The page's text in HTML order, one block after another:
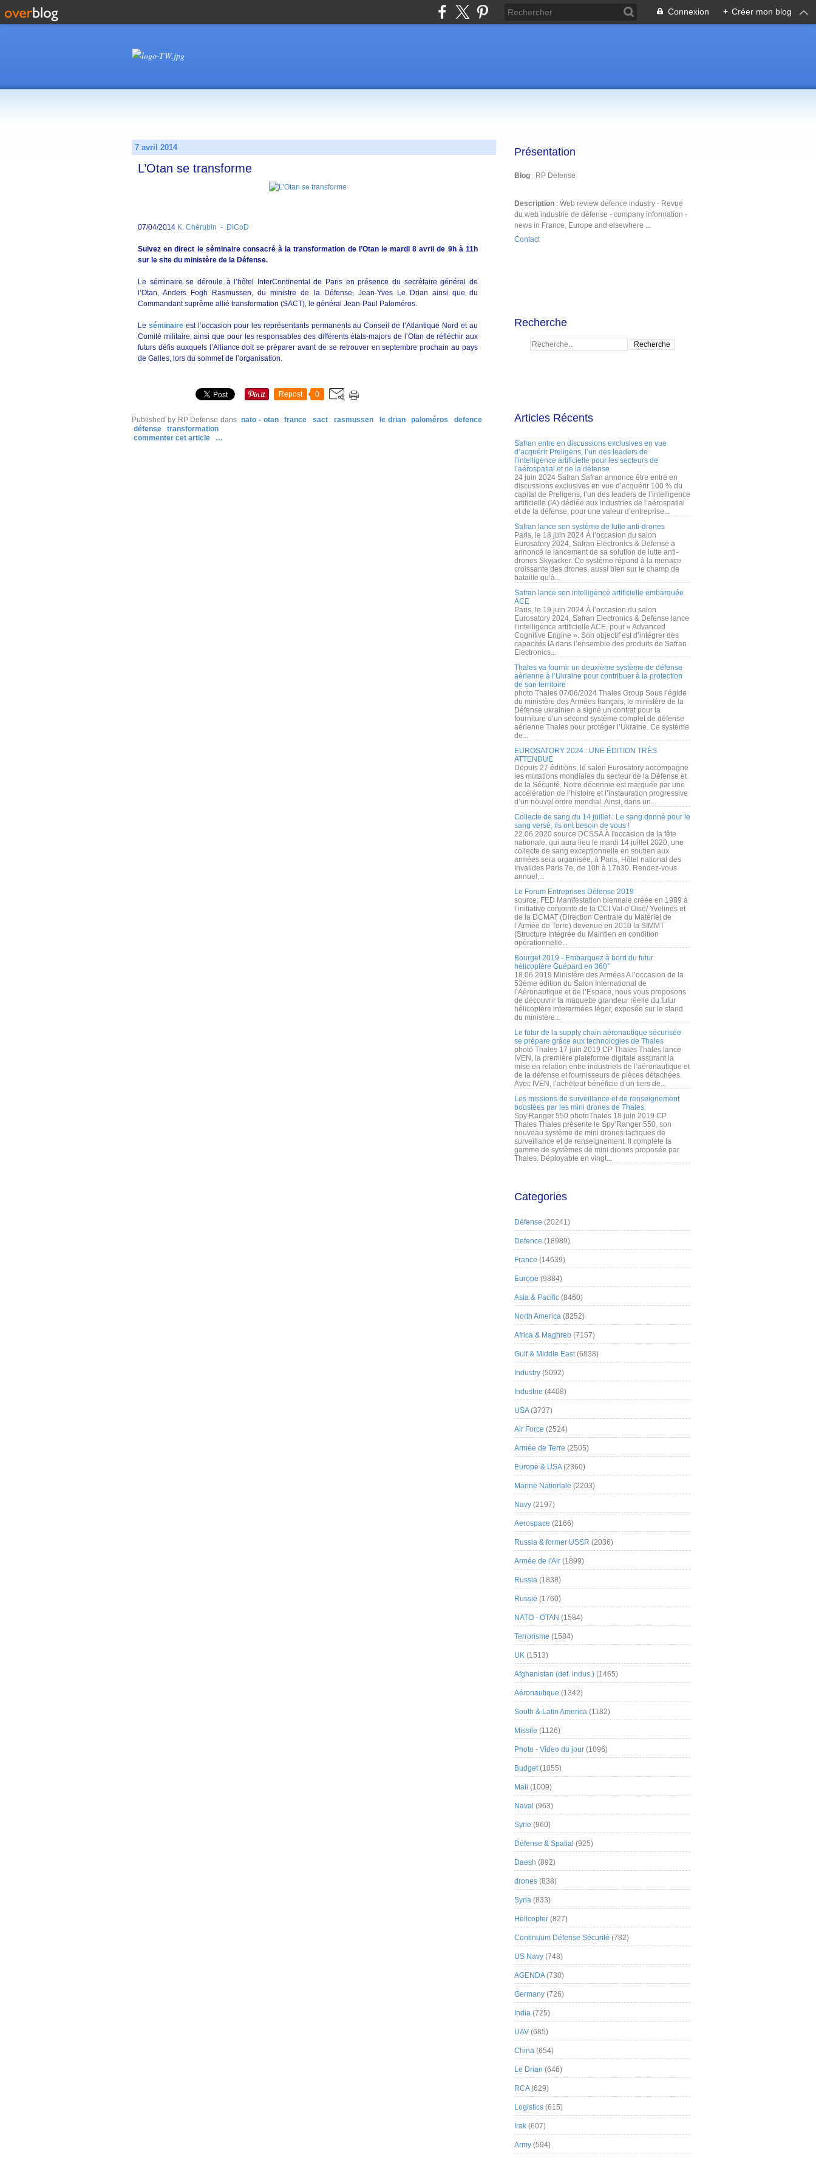
Connexion + Créer mon blog
7 avril 2014
L’Otan se transforme
07/04/2014 K. Chérubin - DICoD
Suivez en direct le séminaire consacré à la transformation de l’Otan le mardi 8 avril de 9h à 11h
sur le site du ministère de la Défense.
Le séminaire se déroule à l’hôtel InterContinental de Paris en présence du secrétaire général de
l’Otan, Anders Fogh Rasmussen, du ministre de la Défense, Jean-Yves Le Drian ainsi que du
Commandant suprême allié transformation (SACT), le général Jean-Paul Paloméros.
Le séminaireest l’occasion pour les représentants permanents au Conseil de l’Atlantique Nord et au
Comité militaire, ainsi que pour les responsables des différents états-majors de l’Otan de réfléchir aux
futurs défis auxquels l’Alliance doit se préparer avant de se retrouver en septembre prochain au pays
de Galles, lors du sommet de l’organisation.
Repost 0
Published by RP Defense dans nato - otan france sact rasmussen le drian paloméros
defence
défense
transformation
commenter cet article
…
Présentation
Blog : RP Defense
Description : Web review defence industry - Revue
du web industrie de défense - company information -
news in France, Europe and elsewhere ...
Contact
Recherche
Articles Récents
Safran entre en discussions exclusives en vue
d’acquérir Preligens, l’un des leaders de
l’intelligence artificielle pour les secteurs de
l’aérospatial et de la défense
24 juin 2024 Safran Safran annonce être entré en
discussions exclusives en vue d’acquérir 100 % du
capital de Preligens, l’un des leaders de l’intelligence
artificielle (IA) dédiée aux industries de l’aérospatial
et de la défense, pour une valeur d’entreprise...
Safran lance son système de lutte anti-drones
Paris, le 18 juin 2024 À l’occasion du salon
Eurosatory 2024, Safran Electronics & Defense a
annoncé le lancement de sa solution de lutte anti-
drones Skyjacker. Ce système répond à la menace
croissante des drones, aussi bien sur le champ de
bataille qu’à...
Safran lance son intelligence artificielle embarquée
ACE
Paris, le 19 juin 2024 À l’occasion du salon
Eurosatory 2024, Safran Electronics & Defense lance
l’intelligence artificielle ACE, pour « Advanced
Cognitive Engine ». Son objectif est d’intégrer des
capacités IA dans l’ensemble des produits de Safran
Electronics...
Thales va fournir un deuxième système de défense
aérienne à l’Ukraine pour contribuer à la protection
de son territoire
photo Thales 07/06/2024 Thales Group Sous l’égide
du ministère des Armées français, le ministère de la
Défense ukrainien a signé un contrat pour la
fourniture d’un second système complet de défense
aérienne Thales pour protéger l’Ukraine. Ce système
de...
EUROSATORY 2024 : UNE ÉDITION TRÈS
ATTENDUE
Depuis 27 éditions, le salon Eurosatory accompagne
les mutations mondiales du secteur de la Défense et
de la Sécurité. Notre décennie est marquée par une
accélération de l’histoire et l’instauration progressive
d’un nouvel ordre mondial. Ainsi, dans un...
Collecte de sang du 14 juillet : Le sang donné pour le
sang versé, ils ont besoin de vous !
22.06.2020 source DCSSA À l'occasion de la fête
nationale, qui aura lieu le mardi 14 juillet 2020, une
collecte de sang exceptionnelle en soutien aux
armées sera organisée, à Paris, Hôtel national des
Invalides Paris 7e, de 10h à 17h30. Rendez-vous
annuel,...
Le Forum Entreprises Défense 2019
source: FED Manifestation biennale créée en 1989 à
l’initiative conjointe de la CCI Val-d’Oise/ Yvelines et
de la DCMAT (Direction Centrale du Matériel de
l’Armée de Terre) devenue en 2010 la SIMMT
(Structure Intégrée du Maintien en condition
opérationnelle...
Bourget 2019 - Embarquez à bord du futur
hélicoptère Guépard en 360°
18.06.2019 Ministère des Armées A l’occasion de la
53ème édition du Salon International de
l’Aéronautique et de l’Espace, nous vous proposons
de découvrir la maquette grandeur réelle du futur
hélicoptère interarmées léger, exposée sur le stand
du ministère...
Le futur de la supply chain aéronautique sécurisée
se prépare grâce aux technologies de Thales
photo Thales 17 juin 2019 CP Thales Thales lance
IVEN, la première plateforme digitale assurant la
mise en relation entre industriels de l’aéronautique et
de la défense et fournisseurs de pièces détachées.
Avec IVEN, l’acheteur bénéficie d’un tiers de...
Les missions de surveillance et de renseignement
boostées par les mini drones de Thales
Spy’Ranger 550 photoThales 18 juin 2019 CP
Thales Thales présente le Spy’Ranger 550, son
nouveau système de mini drones tactiques de
surveillance et de renseignement. Il complète la
gamme de systèmes de mini drones proposée par
Thales. Déployable en vingt...
Categories
Défense (20241)
Defence (18989)
France (14639)
Europe (9884)
Asia & Pacific (8460)
North America (8252)
Africa & Maghreb (7157)
Gulf & Middle East(6838)
Industry (5092)
Industrie (4408)
USA(3737)
Air Force (2524)
Armée de Terre (2505)
Europe & USA(2360)
Marine Nationale (2203)
Navy (2197)
Aerospace (2166)
Russia & former USSR (2036)
Armée de l'Air (1899)
Russia (1838)
Russie (1760)
NATO - OTAN (1584)
Terrorisme (1584)
UK (1513)
Afghanistan (def. indus.) (1465)
Aéronautique (1342)
South & Latin America (1182)
Missile (1126)
Photo - Video du jour (1096)
Budget(1055)
Mali (1009)
Naval (963)
Syrie (960)
Défense & Spatial (925)
Daesh (892)
drones (838)
Syria (833)
Helicopter (827)
Continuum Défense Sécurité (782)
US Navy (748)
AGENDA(730)
Germany (726)
India (725)
UAV (685)
China (654)
Le Drian (646)
RCA(629)
Logistics (615)
Irak (607)
Army (594)